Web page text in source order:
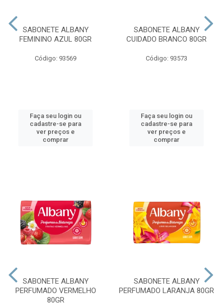
SABONETE ALBANY
FEMININO AZUL 80GR
Código: 93569
Faça seu login ou
cadastre-se para
ver preços e
comprar
SABONETE ALBANY
CUIDADO BRANCO 80GR
Código: 93573
Faça seu login ou
cadastre-se para
ver preços e
comprar
SABONETE ALBANY
PERFUMADO VERMELHO
80GR
SABONETE ALBANY
PERFUMADO LARANJA 80GR